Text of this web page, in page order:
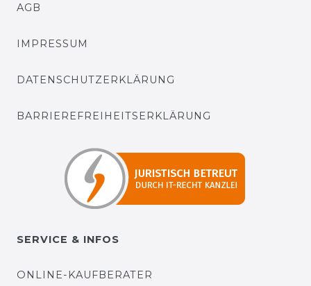
AGB
IMPRESSUM
DATENSCHUTZERKLÄRUNG
BARRIEREFREIHEITSERKLÄRUNG
SERVICE & INFOS
ONLINE-KAUFBERATER